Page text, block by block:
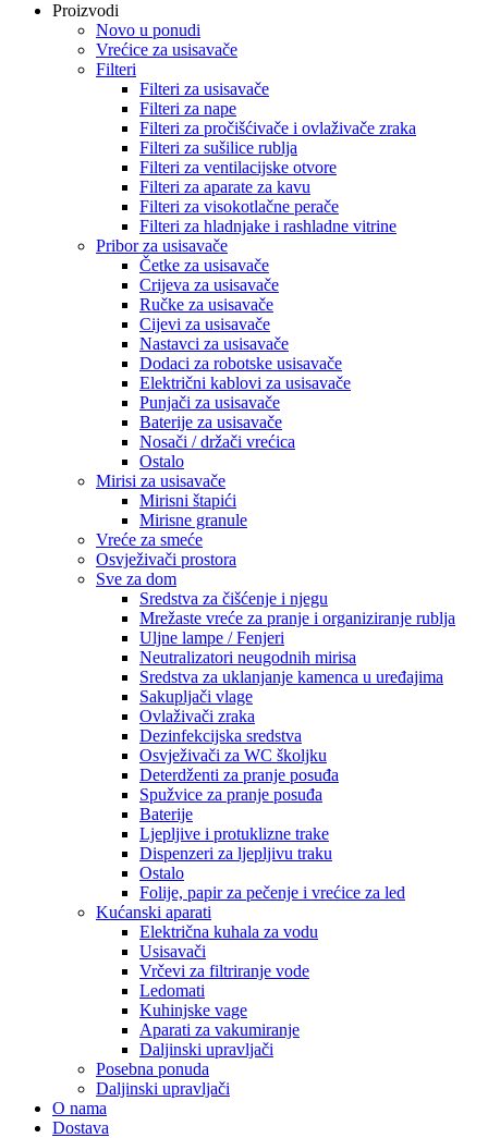
Proizvodi
Novo u ponudi
Vrećice za usisavače
Filteri
Filteri za usisavače
Filteri za nape
Filteri za pročišćivače i ovlaživače zraka
Filteri za sušilice rublja
Filteri za ventilacijske otvore
Filteri za aparate za kavu
Filteri za visokotlačne perače
Filteri za hladnjake i rashladne vitrine
Pribor za usisavače
Četke za usisavače
Crijeva za usisavače
Ručke za usisavače
Cijevi za usisavače
Nastavci za usisavače
Dodaci za robotske usisavače
Električni kablovi za usisavače
Punjači za usisavače
Baterije za usisavače
Nosači / držači vrećica
Ostalo
Mirisi za usisavače
Mirisni štapići
Mirisne granule
Vreće za smeće
Osvježivači prostora
Sve za dom
Sredstva za čišćenje i njegu
Mrežaste vreće za pranje i organiziranje rublja
Uljne lampe / Fenjeri
Neutralizatori neugodnih mirisa
Sredstva za uklanjanje kamenca u uređajima
Sakupljači vlage
Ovlaživači zraka
Dezinfekcijska sredstva
Osvježivači za WC školjku
Deterdženti za pranje posuđa
Spužvice za pranje posuđa
Baterije
Ljepljive i protuklizne trake
Dispenzeri za ljepljivu traku
Ostalo
Folije, papir za pečenje i vrećice za led
Kućanski aparati
Električna kuhala za vodu
Usisavači
Vrčevi za filtriranje vode
Ledomati
Kuhinjske vage
Aparati za vakumiranje
Daljinski upravljači
Posebna ponuda
Daljinski upravljači
O nama
Dostava